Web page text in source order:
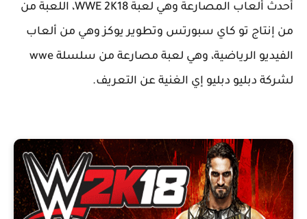
أحدث ألعاب المصارعة وهي لعبة WWE 2K18، اللعبة من
من إنتاج تو كاي سبورتس وتطوير يوكز وهي من ألعاب
الفيديو الرياضية، وهي لعبة مصارعة من سلسلة wwe
لشركة دبليو دبليو إي الغنية عن التعريف.